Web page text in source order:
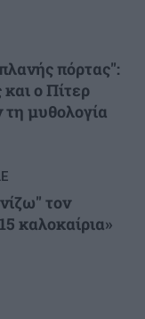
πόρτας":
ο Πίτερ
μυθολογία
τον
καλοκαίρια»